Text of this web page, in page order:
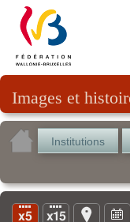
Images et
Institutions